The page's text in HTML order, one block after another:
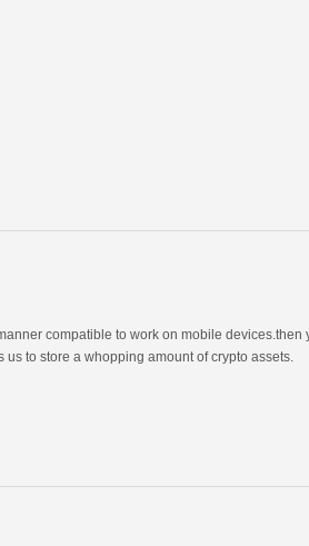
compatible to work on mobile devices.then
to store a whopping amount of crypto assets.